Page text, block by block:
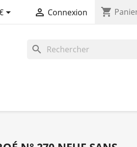
  Connexion shopping_cart
search